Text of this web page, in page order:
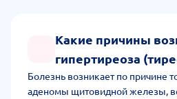
Какие причины
гипертиреоза
Болезнь возникает по причине
аденомы щитовидной железы,